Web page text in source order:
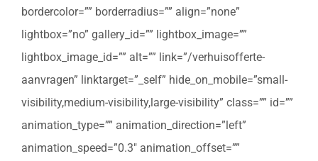
bordercolor=”” borderradius=”” align=”none”
lightbox=”no” gallery_id=”” lightbox_image=””
lightbox_image_id=”” alt=”” link=”/verhuisofferte-
aanvragen” linktarget=”_self” hide_on_mobile=”small-
visibility,medium-visibility,large-visibility” class=”” id=””
animation_type=”” animation_direction=”left”
animation_speed=”0.3″ animation_offset=””